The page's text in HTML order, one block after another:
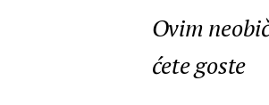
Ovim
ćete goste